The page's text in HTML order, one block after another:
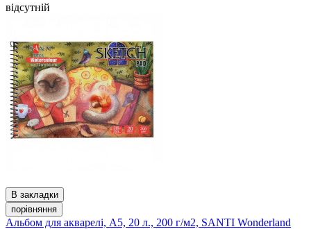
відсутній
В закладки
порівняння
Альбом для акварелі, A5, 20 л., 200 г/м2, SANTI Wonderland